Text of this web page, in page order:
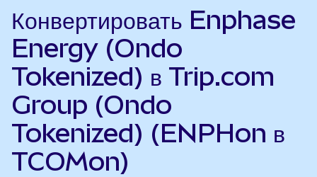
Конвертировать Enphase
Energy (Ondo
Tokenized) в Trip.com
Group (Ondo
Tokenized) (ENPHon в
TCOMon)